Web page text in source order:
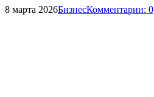
8 марта 2026БизнесКомментарии: 0